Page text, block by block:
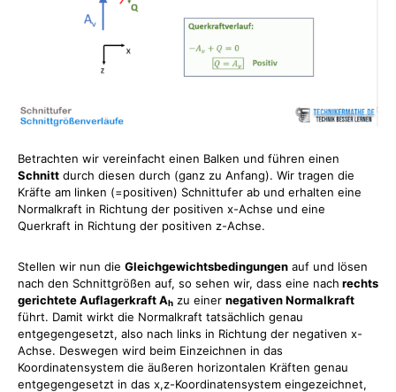
Betrachten wir vereinfacht einen Balken und führen einen
Schnitt durch diesen durch (ganz zu Anfang). Wir tragen die
Kräfte am linken (=positiven) Schnittufer ab und erhalten eine
Normalkraft in Richtung der positiven x-Achse und eine
Querkraft in Richtung der positiven z-Achse.
Stellen wir nun die Gleichgewichtsbedingungen auf und lösen
nach den Schnittgrößen auf, so sehen wir, dass eine nach rechts
gerichtete Auflagerkraft Ah zu einer negativen Normalkraft
führt. Damit wirkt die Normalkraft tatsächlich genau
entgegengesetzt, also nach links in Richtung der negativen x-
Achse. Deswegen wird beim Einzeichnen in das
Koordinatensystem die äußeren horizontalen Kräften genau
entgegengesetzt in das x,z-Koordinatensystem eingezeichnet,